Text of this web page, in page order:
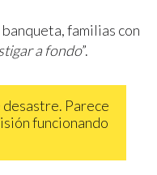
banqueta, familias con
a fondo”.
Parece
funcionando